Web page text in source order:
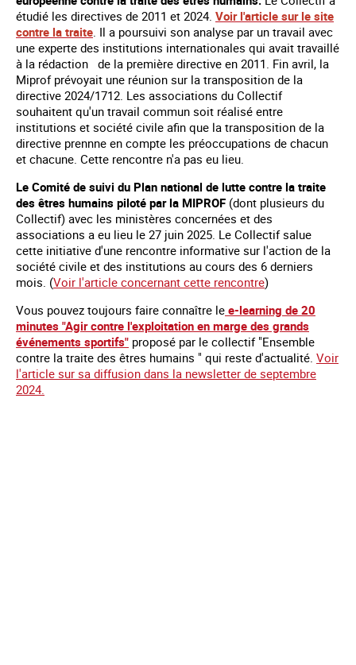
étudié les directives de 2011 et 2024. Voir l'article sur le site
contre la traite . Il a poursuivi son analyse par un travail avec
une experte des institutions internationales qui avait travaillé
à la rédaction de la première directive en 2011. Fin avril, la
Miprof prévoyait une réunion sur la transposition de la
directive 2024/1712. Les associations du Collectif
souhaitent qu'un travail commun soit réalisé entre
institutions et société civile afin que la transposition de la
directive prennne en compte les préoccupations de chacun
et chacune. Cette rencontre n'a pas eu lieu.
Le Comité de suivi du Plan national de lutte contre la traite
des êtres humains piloté par la MIPROF (dont plusieurs du
Collectif) avec les ministères concernées et des
associations a eu lieu le 27 juin 2025. Le Collectif salue
cette initiative d'une rencontre informative sur l'action de la
société civile et des institutions au cours des 6 derniers
mois. (Voir l'article concernant cette rencontre)
Vous pouvez toujours faire connaître le e-learning de 20
minutes "Agir contre l'exploitation en marge des grands
événements sportifs" proposé par le collectif "Ensemble
contre la traite des êtres humains " qui reste d'actualité. Voir
l'article sur sa diffusion dans la newsletter de septembre
2024.